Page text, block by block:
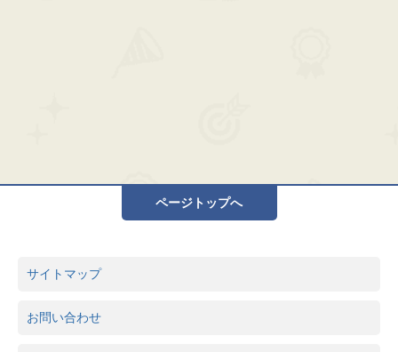
ページトップへ
サイトマップ
お問い合わせ